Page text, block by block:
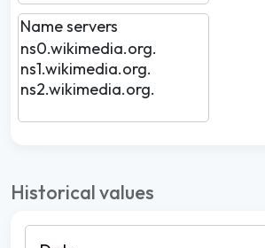
Name servers
ns0.wikimedia.org.
ns1.wikimedia.org.
ns2.wikimedia.org.
Historical values